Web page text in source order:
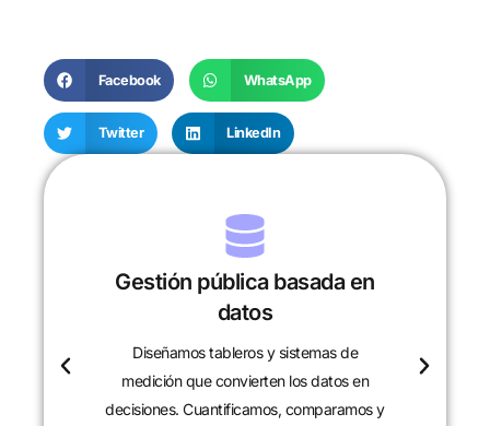
Facebook WhatsApp
Twitter LinkedIn
Gestión pública basada en
datos
Diseñamos tableros y sistemas de
medición que convierten los datos en
decisiones. Cuantificamos, comparamos y